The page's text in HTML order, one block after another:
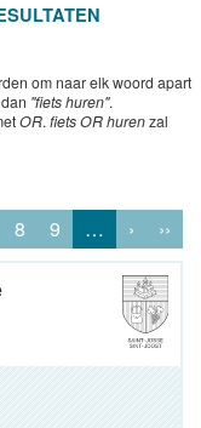
om naar elk woord apart
"fiets huren".
OR. fiets OR hurenzal
8 9 … › ››